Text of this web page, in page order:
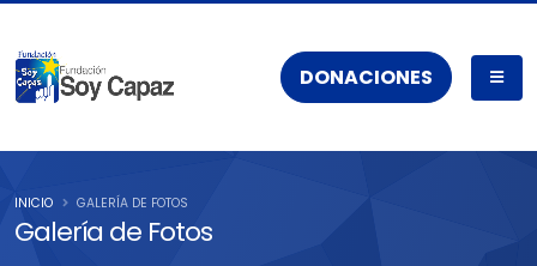
DONACIONES
Galería de Fotos
INICIO GALERÍA DE FOTOS